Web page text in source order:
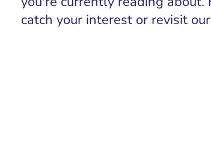
catch your interest or revisit